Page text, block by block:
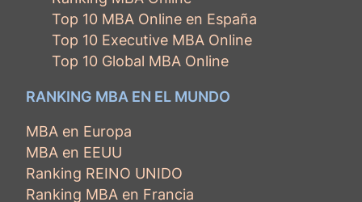
Top 10 MBA Online en España
Top 10 Executive MBA Online
Top 10 Global MBA Online
RANKING MBA EN EL MUNDO
MBA en Europa
MBA en EEUU
Ranking REINO UNIDO
Ranking MBA en Francia